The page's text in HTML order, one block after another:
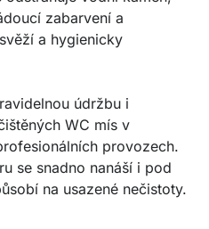
zabarvení a
a hygienicky
údržbu i
WC mís v
provozech.
se snadno nanáší i pod
na usazené nečistoty.